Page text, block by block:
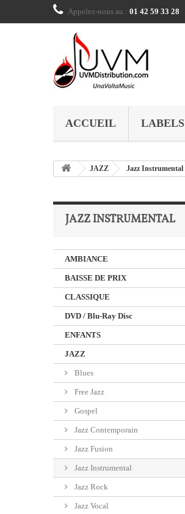
Appelez-nous au : 01 42 59 33 28
ACCUEIL LABELS
JAZZ Jazz Instrumental
JAZZ INSTRUMENTAL
AMBIANCE
BAISSE DE PRIX
CLASSIQUE
DVD / Blu-Ray Disc
ENFANTS
JAZZ
Blues
Free Jazz
Gospel
Jazz Contemporain
Jazz Fusion
Jazz Instrumental
Jazz Rock
Jazz Vocal